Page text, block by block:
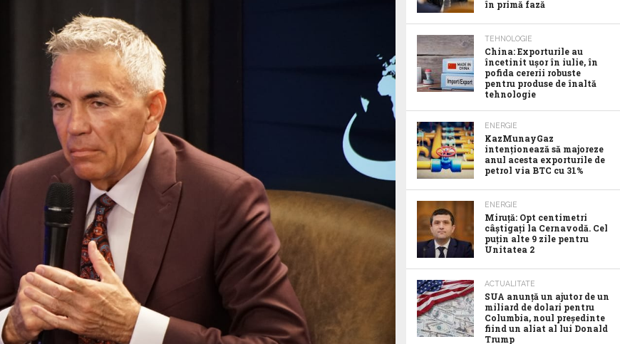
în primă fază
TEHNOLOGIE
China: Exporturile au
încetinit ușor în iulie, în
pofida cererii robuste
pentru produse de înaltă
tehnologie
ENERGIE
KazMunayGaz
intenționează să majoreze
anul acesta exporturile de
petrol via BTC cu 31%
ENERGIE
Miruță: Opt centimetri
câștigați la Cernavodă. Cel
puțin alte 9 zile pentru
Unitatea 2
ACTUALITATE
SUA anunţă un ajutor de un
miliard de dolari pentru
Columbia, noul preşedinte
fiind un aliat al lui Donald
Trump